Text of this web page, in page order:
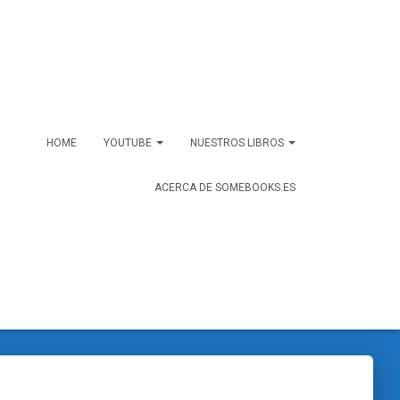
HOME YOUTUBE NUESTROS LIBROS
ACERCA DE SOMEBOOKS.ES